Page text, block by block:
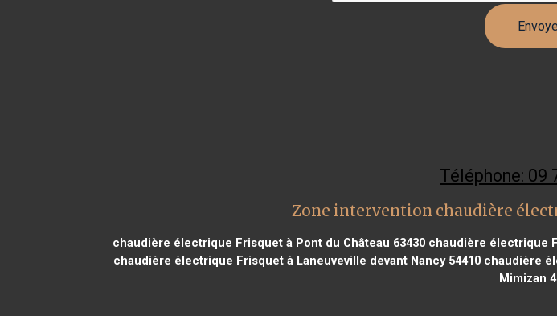
Téléphone: 09
Zone intervention chaudière
chaudière électrique Frisquet à Pont du Château 63430chaudière électrique
chaudière électrique Frisquet à Laneuveville devant Nancy 54410chaudière
Mimizan